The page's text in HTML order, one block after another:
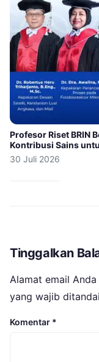
Profesor Riset BRIN
Kontribusi Sains
30 Juli 2026
Tinggalkan
Alamat email
yang wajib ditandai
Komentar *